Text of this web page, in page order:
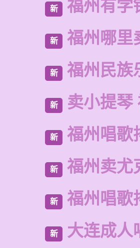
新 福州有学
新 福州哪里
新 福州民族
新 卖小提琴
新 福州唱歌
新 福州卖尤
新 福州唱歌
新 大连成人